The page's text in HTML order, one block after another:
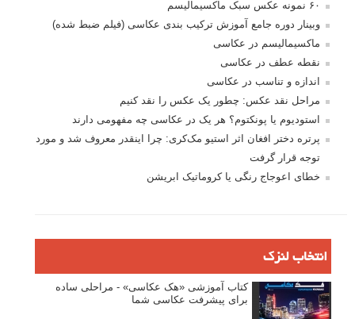
۶۰ نمونه عکس سبک ماکسیمالیسم
وبینار دوره جامع آموزش ترکیب بندی عکاسی (فیلم ضبط شده)
ماکسیمالیسم در عکاسی
نقطه عطف در عکاسی
اندازه و تناسب در عکاسی
مراحل نقد عکس: چطور یک عکس را نقد کنیم
استودیوم یا پونکتوم؟ هر یک در عکاسی چه مفهومی دارند
پرتره دختر افغان اثر استیو مک‌کری: چرا اینقدر معروف شد و مورد
توجه قرار گرفت
خطای اعوجاج رنگی یا کروماتیک ابریشن
انتخاب لنزک
کتاب آموزشی «هک عکاسی» - مراحلی ساده
برای پیشرفت عکاسی شما